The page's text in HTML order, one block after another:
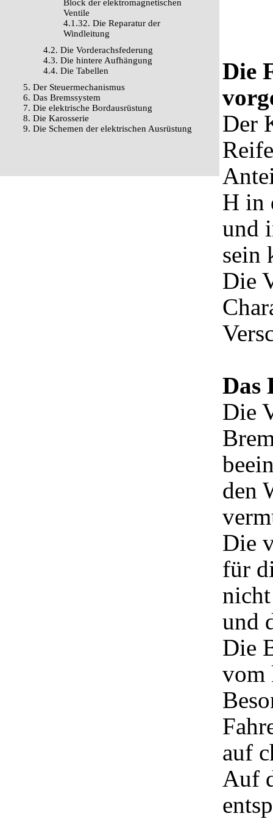
Block der elektromagnetischen
Ventile
4.1.32. Die Reparatur der
Windleitung
4.2. Die Vorderachsfederung
4.3. Die hintere Aufhängung
4.4. Die Tabellen
5. Der Steuermechanismus
6. Das Bremssystem
7. Die elektrische Bordausrüstung
8. Die Karosserie
9. Die Schemen der elektrischen Ausrüstung
Die
Der
H in
und
sein
Die
Das
Die
den
Die
für
und
Die
vom
auf
Auf